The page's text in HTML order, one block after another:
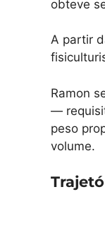
obteve
A partir
Ramon
—
peso
volume.